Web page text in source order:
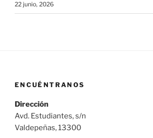
22 junio, 2026
ENCUÉNTRANOS
Dirección
Avd. Estudiantes, s/n
Valdepeñas, 13300